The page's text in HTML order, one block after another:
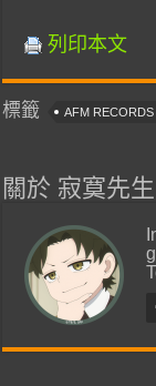
列印本文
標籤 AFM RECORDS
關於 寂寞先生